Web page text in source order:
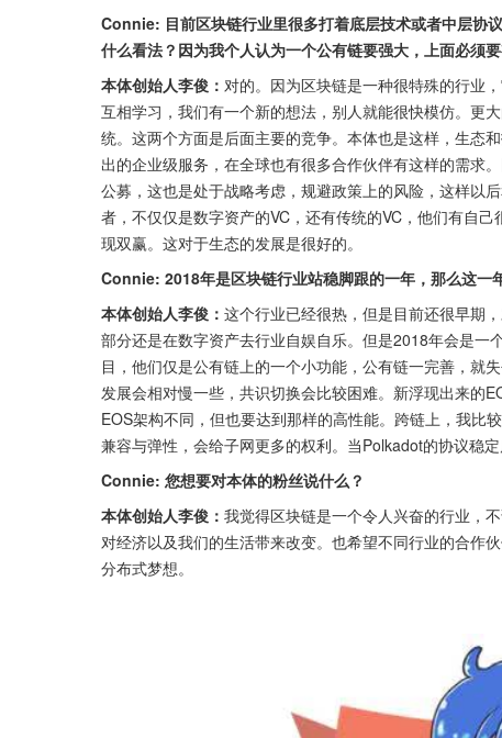
Connie: 目前区块链行业里很多打着底层技术或者中层协
什么看法？因为我个人认为一个公有链要强大，上面必须要
本体创始人李俊： 对的。因为区块链是一种很特殊的行业
互相学习，我们有一个新的想法，别人就能很快模仿。更
统。这两个方面是后面主要的竞争。本体也是这样，生态
出的企业级服务，在全球也有很多合作伙伴有这样的需求
公募，这也是处于战略考虑，规避政策上的风险，这样以
者，不仅仅是数字资产的VC，还有传统的VC，他们有自
现双赢。这对于生态的发展是很好的。
Connie: 2018年是区块链行业站稳脚跟的一年，那么这一
本体创始人李俊： 这个行业已经很热，但是目前还很早期
部分还是在数字资产去行业自娱自乐。但是2018年会是一
目，他们仅是公有链上的一个小功能，公有链一完善，就
发展会相对慢一些，共识切换会比较困难。新浮现出来的
EOS架构不同，但也要达到那样的高性能。跨链上，我比
兼容与弹性，会给子网更多的权利。当Polkadot的协议稳
Connie: 您想要对本体的粉丝说什么？
本体创始人李俊： 我觉得区块链是一个令人兴奋的行业，
对经济以及我们的生活带来改变。也希望不同行业的合作
分布式梦想。